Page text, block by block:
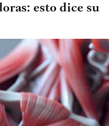
esto dice su